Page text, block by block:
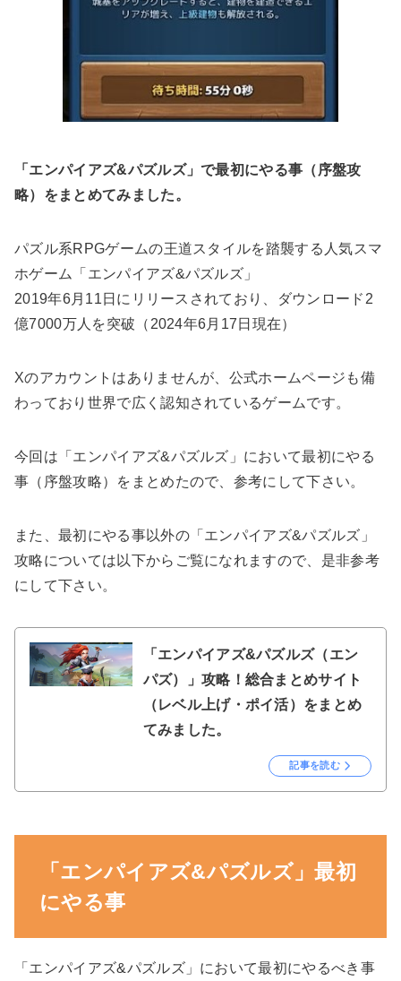
「エンパイアズ&パズルズ」で最初にやる事（序盤攻
略）をまとめてみました。
パズル系RPGゲームの王道スタイルを踏襲する人気スマ
ホゲーム「エンパイアズ&パズルズ」
2019年6月11日にリリースされており、ダウンロード2
億7000万人を突破（2024年6月17日現在）
Xのアカウントはありませんが、公式ホームページも備
わっており世界で広く認知されているゲームです。
今回は「エンパイアズ&パズルズ」において最初にやる
事（序盤攻略）をまとめたので、参考にして下さい。
また、最初にやる事以外の「エンパイアズ&パズルズ」
攻略については以下からご覧になれますので、是非参考
にして下さい。
「エンパイアズ&パズルズ（エン
パズ）」攻略！総合まとめサイト
（レベル上げ・ポイ活）をまとめ
てみました。
記事を読む
「エンパイアズ&パズルズ」最初
にやる事
「エンパイアズ&パズルズ」において最初にやるべき事